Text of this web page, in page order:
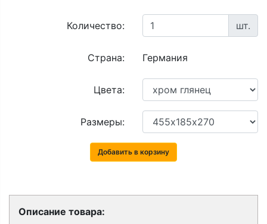
Количество: шт.
Страна: Германия
Цвета:
Размеры:
Добавить в корзину
Описание товара: